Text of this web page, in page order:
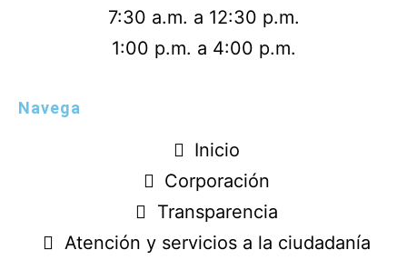
7:30 a.m. a 12:30 p.m.
1:00 p.m. a 4:00 p.m.
Navega
Inicio
Corporación
Transparencia
Atención y servicios a la ciudadanía